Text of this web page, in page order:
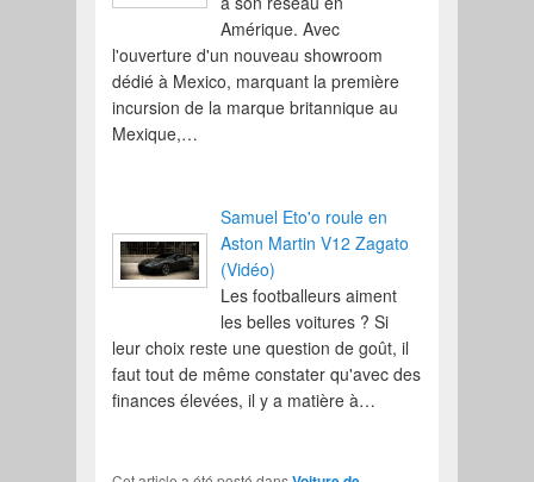
Amérique. Avec
l'ouverture d'un nouveau showroom
dédié à Mexico, marquant la première
incursion de la marque britannique au
Mexique,…
Samuel Eto'o roule en
Aston Martin V12 Zagato
(Vidéo)
Les footballeurs aiment
les belles voitures ? Si
leur choix reste une question de goût, il
faut tout de même constater qu'avec des
finances élevées, il y a matière à…